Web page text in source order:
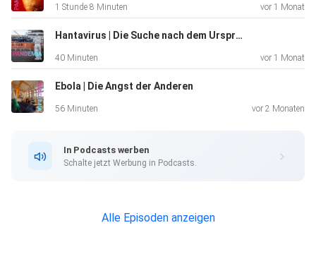
1 Stunde 8 Minuten vor 1 Monat
Hantavirus | Die Suche nach dem Ursprung
40 Minuten vor 1 Monat
Ebola | Die Angst der Anderen
56 Minuten vor 2 Monaten
In Podcasts werben
Schalte jetzt Werbung in Podcasts.
Alle Episoden anzeigen